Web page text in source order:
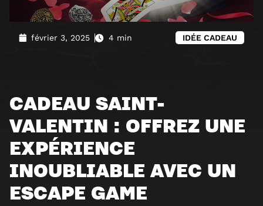
février 3, 2025 4 min IDÉE CADEAU
CADEAU SAINT-
VALENTIN : OFFREZ UNE
EXPÉRIENCE
INOUBLIABLE AVEC UN
ESCAPE GAME